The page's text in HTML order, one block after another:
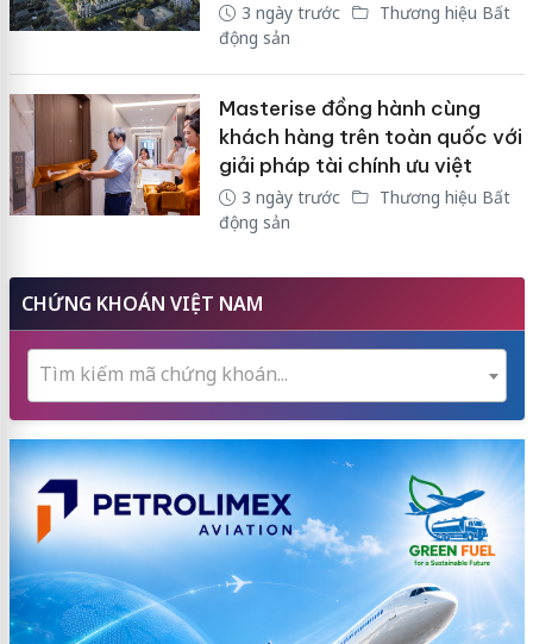
3 ngày trước
Thương hiệu Bất
động sản
Masterise đồng hành cùng
khách hàng trên toàn quốc với
giải pháp tài chính ưu việt
3 ngày trước
Thương hiệu Bất
động sản
CHỨNG KHOÁN VIỆT NAM
Tìm kiếm mã chứng khoán...